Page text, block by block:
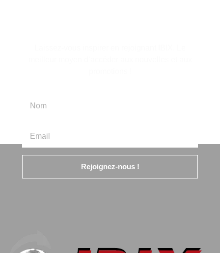
Rejoignez-nous !